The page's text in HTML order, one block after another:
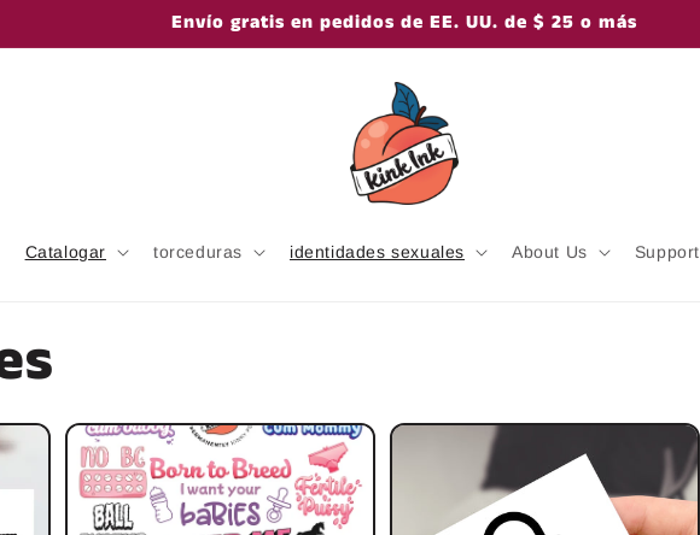
Envío gratis en pedidos de EE. UU. de $ 25 o más
Catalogar torceduras identidades sexuales About Us Support